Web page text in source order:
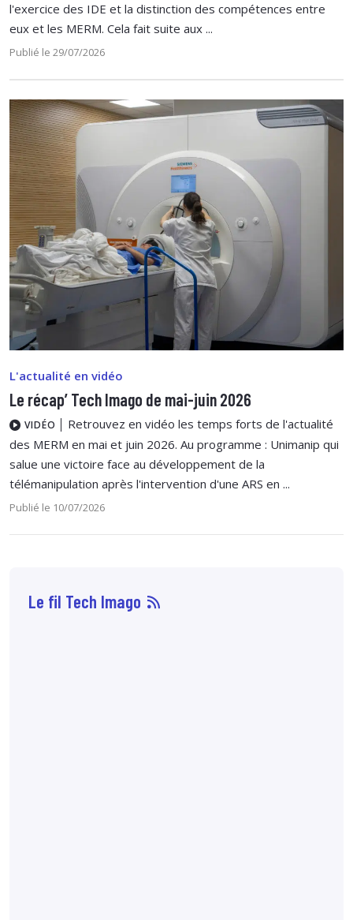
l'exercice des IDE et la distinction des compétences entre
eux et les MERM. Cela fait suite aux ...
Publié le 29/07/2026
L'actualité en vidéo
Le récap’ Tech Imago de mai-juin 2026
VIDÉO
Retrouvez en vidéo les temps forts de l'actualité
des MERM en mai et juin 2026. Au programme : Unimanip qui
salue une victoire face au développement de la
télémanipulation après l'intervention d'une ARS en ...
Publié le 10/07/2026
Le fil Tech Imago